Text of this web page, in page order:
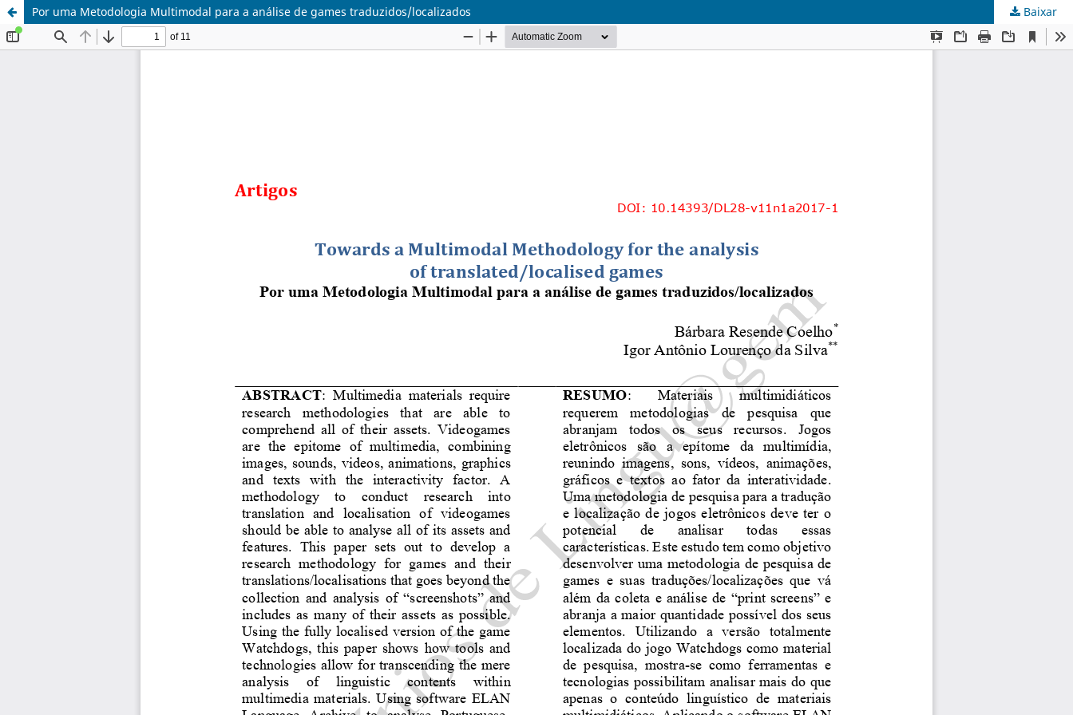
Por uma Metodologia Multimodal para a análise de games traduzidos/localizados Baixar